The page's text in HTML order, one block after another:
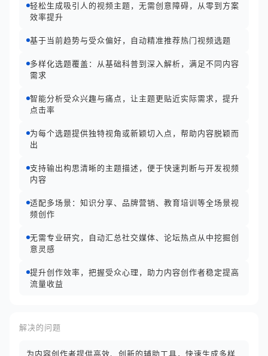
轻松生成吸引人的视频主题，无需创意障碍，从零到方案
效率提升
基于当前趋势与受众偏好，自动精准推荐热门视频选题
多样化选题覆盖：从基础科普到深入解析，满足不同内容
需求
智能分析受众兴趣与痛点，让主题更贴近实际需求，提升
点击率
为每个选题提供独特视角或新颖切入点，帮助内容脱颖而
出
支持输出构思清晰的主题描述，便于快速判断与开发视频
内容
适配多场景：知识分享、品牌营销、教育培训等全场景视
频创作
无需专业研究，自动汇总社交媒体、论坛热点从中挖掘创
意灵感
提升创作效率，把握受众心理，助力内容创作者稳定提高
流量收益
解决的问题
为内容创作者提供高效、创新的辅助工具，快速生成多样